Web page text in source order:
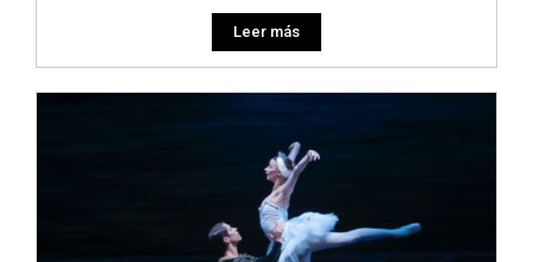
Leer más